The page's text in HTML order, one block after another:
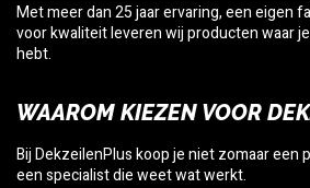
Met meer dan 25 jaar ervaring, een eigen
voor kwaliteit leveren wij producten waar
hebt.
WAAROM KIEZEN VOOR
Bij DekzeilenPlus koop je niet zomaar een
een specialist die weet wat werkt.